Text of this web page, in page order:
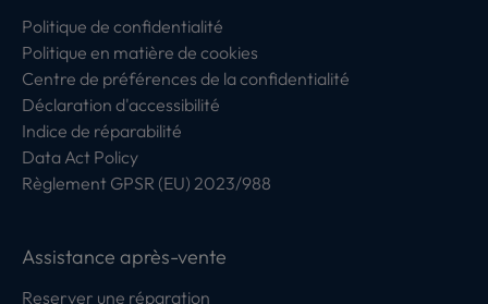
Politique de confidentialité
Politique en matière de cookies
Centre de préférences de la confidentialité
Déclaration d'accessibilité
Indice de réparabilité
Data Act Policy
Règlement GPSR (EU) 2023/988
Assistance après-vente
Reserver une réparation